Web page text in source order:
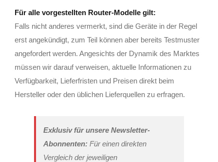
Für alle vorgestellten Router-Modelle gilt:
Falls nicht anderes vermerkt, sind die Geräte in der Regel
erst angekündigt, zum Teil können aber bereits Testmuster
angefordert werden. Angesichts der Dynamik des Marktes
müssen wir darauf verweisen, aktuelle Informationen zu
Verfügbarkeit, Lieferfristen und Preisen direkt beim
Hersteller oder den üblichen Lieferquellen zu erfragen.
Exklusiv für unsere Newsletter-
Abonnenten: Für einen direkten
Vergleich der jeweiligen